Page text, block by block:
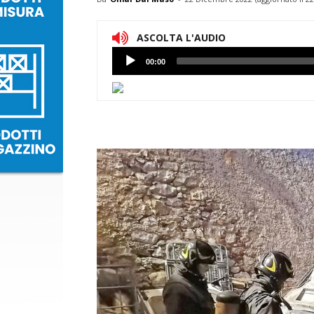
ASCOLTA L'AUDIO
Lettore
Audio
00:00